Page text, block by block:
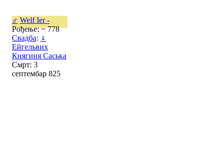
♂ Welf Ier -
Рођење: ~ 778
Свадба: ♀
Ейгельвих
Княгиня Саська
Смрт: 3
септембар 825